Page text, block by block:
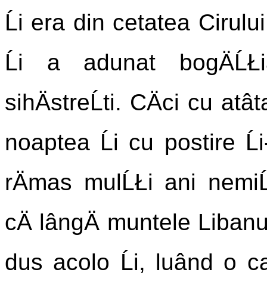
Ĺi era din cetatea
Ĺi a adunat
sihÄstreĹti. CÄci cu
noaptea Ĺi cu postire
rÄmas mulĹŁi ani
cÄ lângÄ muntele
dus acolo Ĺi, luând o